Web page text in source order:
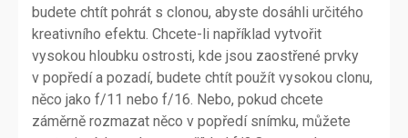
budete chtít pohrát s clonou, abyste dosáhli určitého
kreativního efektu. Chcete-li například vytvořit
vysokou hloubku ostrosti, kde jsou zaostřené prvky
v popředí a pozadí, budete chtít použít vysokou clonu,
něco jako f/11 nebo f/16. Nebo, pokud chcete
záměrně rozmazat něco v popředí snímku, můžete